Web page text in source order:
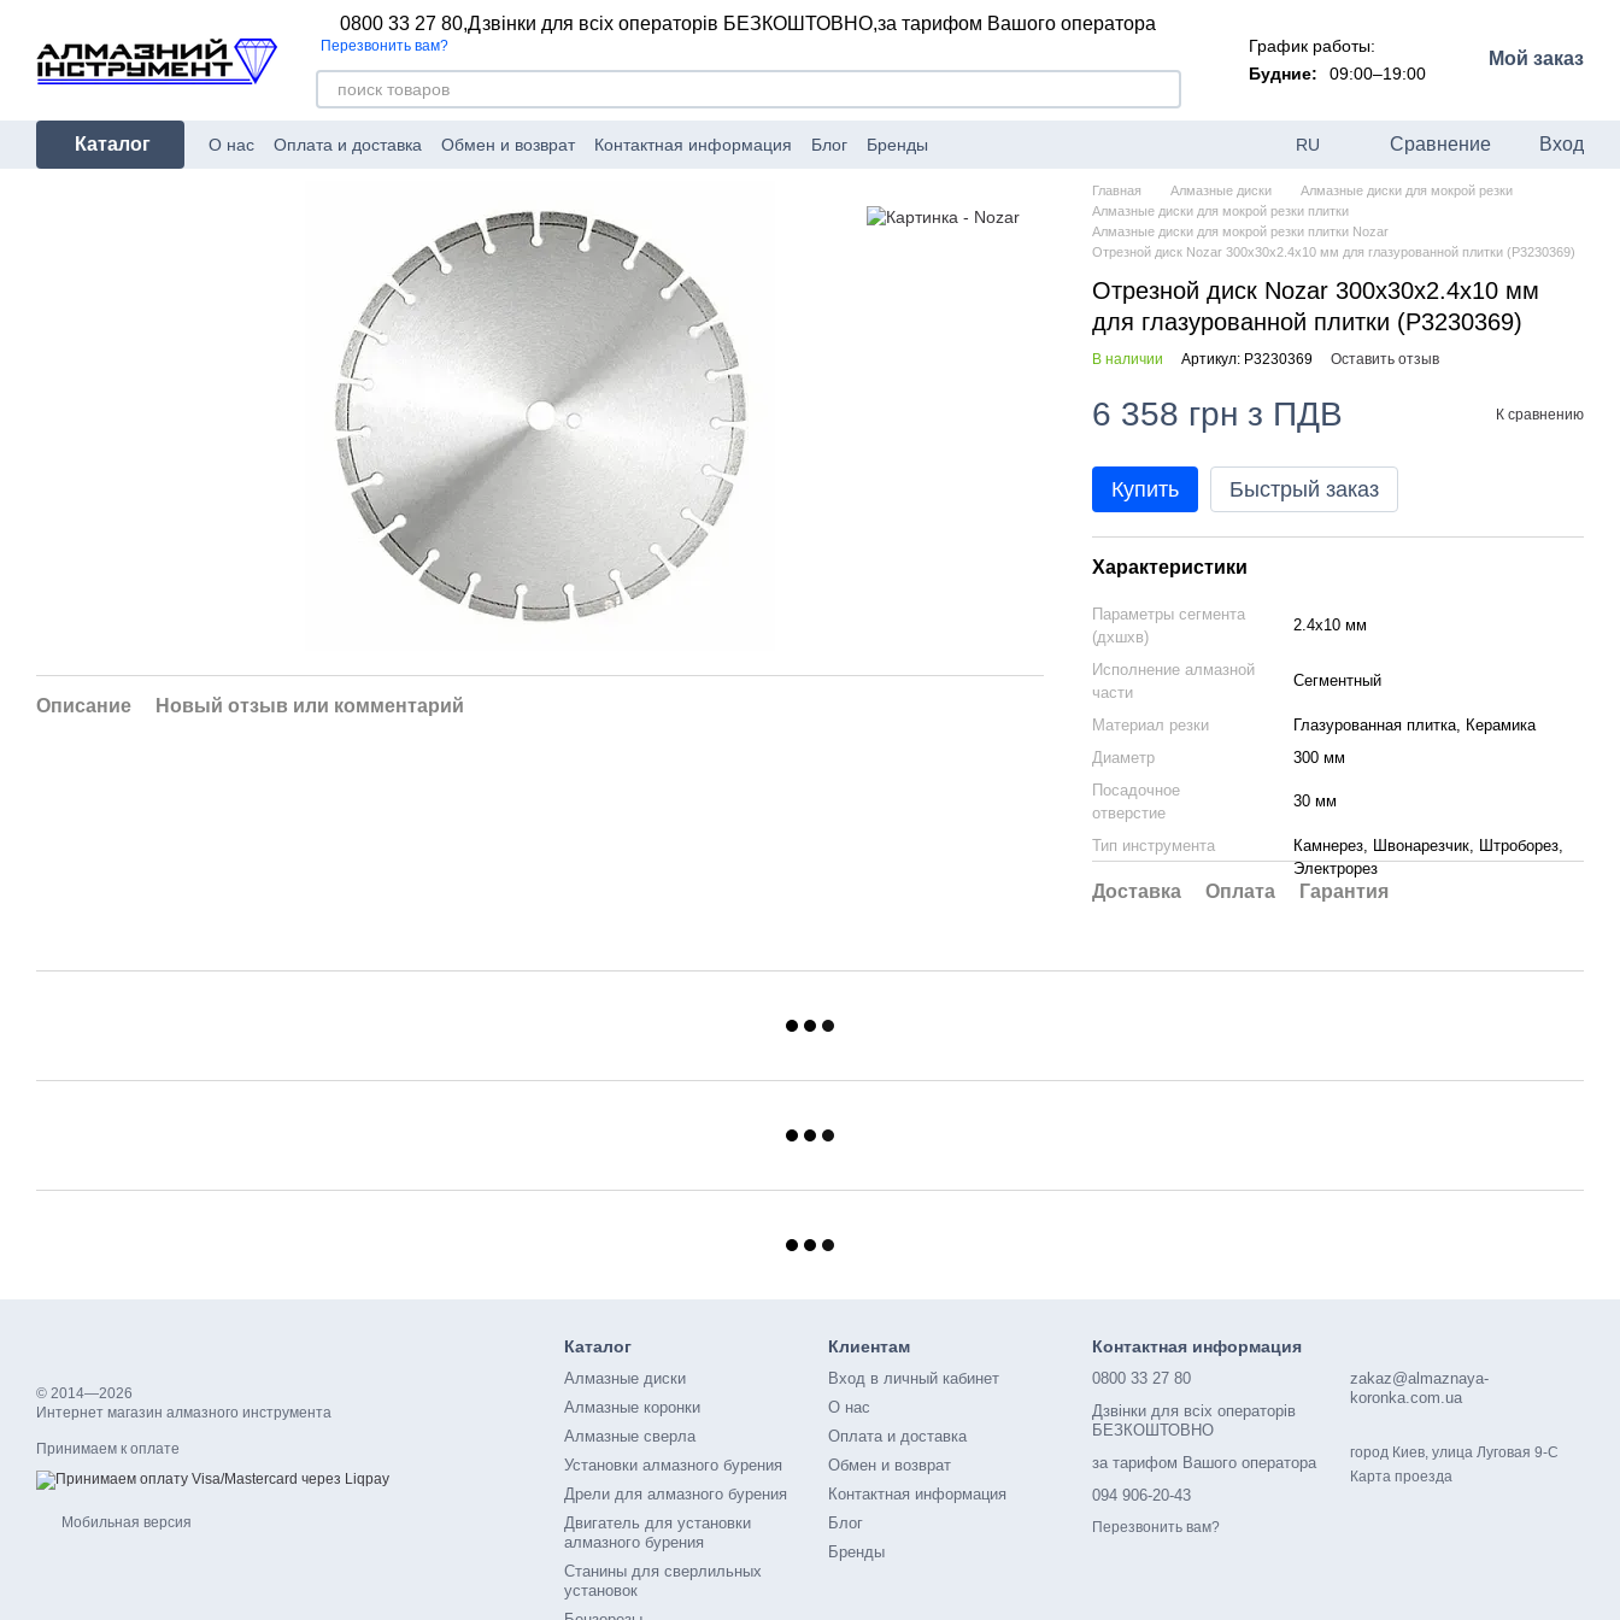
0800 33 27 80,Дзвінки для всіх операторів БЕЗКОШТОВНО,за тарифом Вашого оператора
Перезвонить вам?
График работы:
Будние:
09:00–19:00
Мой заказ
Каталог О нас Оплата и доставка Обмен и возврат Контактная информация Блог Бренды RU Сравнение Вход
Описание Новый отзыв или комментарий
Главная Алмазные диски
Алмазные диски для мокрой резки
Алмазные диски для мокрой резки плитки
Алмазные диски для мокрой резки плитки Nozar
Отрезной диск Nozar 300х30х2.4х10 мм для глазурованной плитки (P3230369)
Отрезной диск Nozar 300х30х2.4х10 мм
для глазурованной плитки (P3230369)
В наличии Артикул: P3230369 Оставить отзыв
6 358 грн з ПДВ К сравнению
Купить Быстрый заказ
Характеристики
Параметры сегмента
(дхшхв)
2.4х10 мм
Исполнение алмазной
части
Сегментный
Материал резки
Глазурованная плитка, Керамика
Диаметр
300 мм
Посадочное
отверстие
30 мм
Тип инструмента
Камнерез, Швонарезчик, Штроборез,
Электрорез
Доставка Оплата Гарантия
© 2014—2026
Интернет магазин алмазного инструмента
Принимаем к оплате
Мобильная версия
Каталог
Алмазные диски
Алмазные коронки
Алмазные сверла
Установки алмазного бурения
Дрели для алмазного бурения
Двигатель для установки
алмазного бурения
Станины для сверлильных
установок
Клиентам
Вход в личный кабинет
О нас
Оплата и доставка
Обмен и возврат
Контактная информация
Блог
Бренды
Контактная информация
0800 33 27 80
Дзвінки для всіх операторів
БЕЗКОШТОВНО
за тарифом Вашого оператора
094 906-20-43
Перезвонить вам?
zakaz@almaznaya-
koronka.com.ua
город Киев, улица Луговая 9-С
Карта проезда